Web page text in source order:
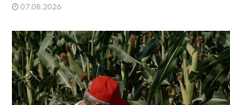
07.08.2026